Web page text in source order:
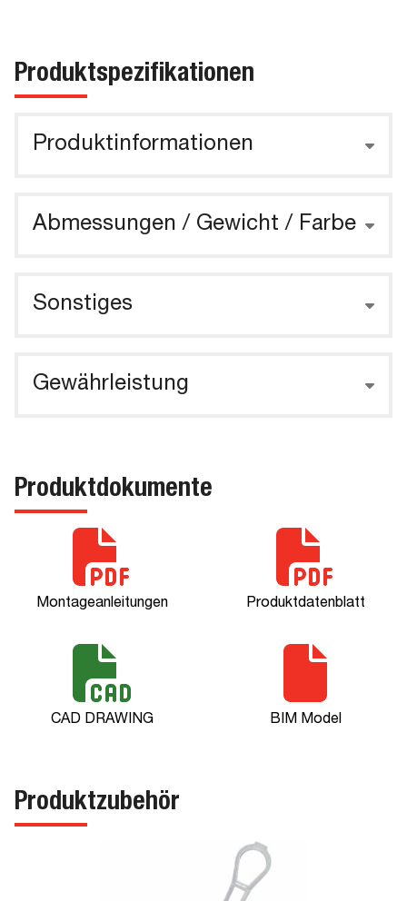
Produktspezifikationen
Produktinformationen
Abmessungen / Gewicht / Farbe
Sonstiges
Gewährleistung
Produktdokumente
Montageanleitungen Produktdatenblatt
CAD DRAWING BIM Model
Produktzubehör